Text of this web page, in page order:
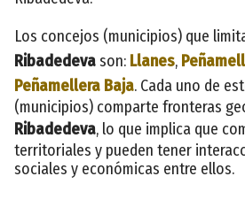
Los concejos (municipios) que
Ribadedevason: Llanes,
Peñamellera Baja. Cada uno de
(municipios) comparte fronteras
Ribadedeva, lo que implica que
territoriales y pueden tener
sociales y económicas entre ellos.